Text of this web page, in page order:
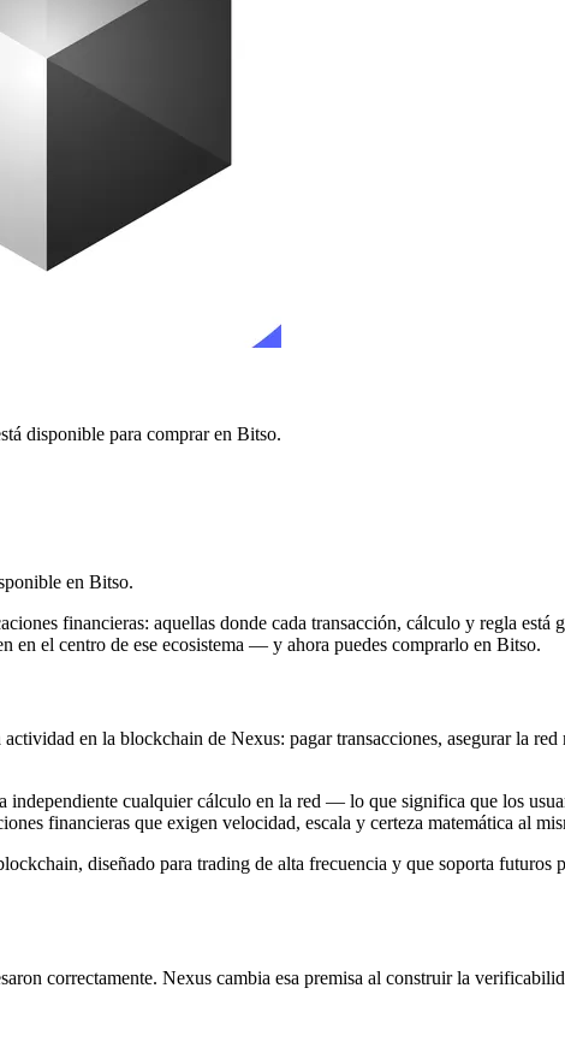
disponible para comprar en Bitso.
en Bitso.
financieras: aquellas donde cada transacción, cálculo y regla
el centro de ese ecosistema — y ahora puedes comprarlo en Bitso.
en la blockchain de Nexus: pagar transacciones, asegurar la
cualquier cálculo en la red — lo que significa que los
financieras que exigen velocidad, escala y certeza matemática al
diseñado para trading de alta frecuencia y que soporta
correctamente. Nexus cambia esa premisa al construir la